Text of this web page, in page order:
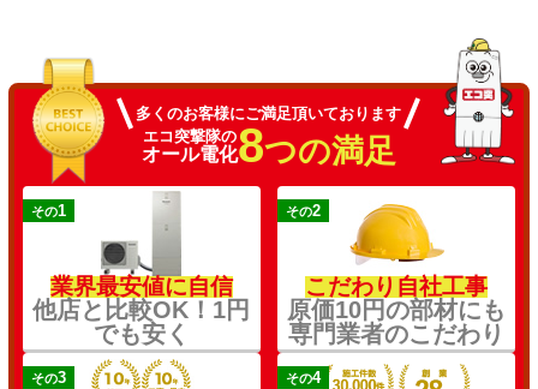
多くのお客様にご満足頂いております
エコ突撃隊の
オール電化8つの満足
その1
業界最安値に自信
他店と比較OK！1円
でも安く
その2
こだわり自社工事
原価10円の部材にも
専門業者のこだわり
その3 その4